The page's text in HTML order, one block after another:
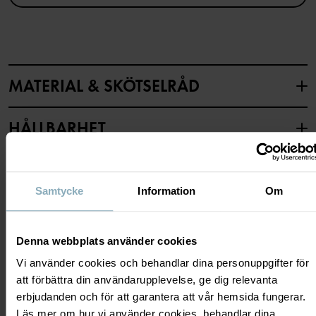
Samtycke Information Om
Denna webbplats använder cookies
Vi använder cookies och behandlar dina personuppgifter för
att förbättra din användarupplevelse, ge dig relevanta
erbjudanden och för att garantera att vår hemsida fungerar.
Artikelnummer:60602451
Läs mer
MATERIAL & SKÖTSELRÅD
Material
95% Cotton Organic
5% Elastane
Skötselråd
TVÄTT
40°C maskintvätt varm
HÅLLBARHET
LEVERANS & RETUR
Leverans & retur
Leverans
Vi erbjuder fri frakt över 699 kr och leveranstiden är 1–4 dagar. I
DU KANSKE OCKSÅ GILLAR